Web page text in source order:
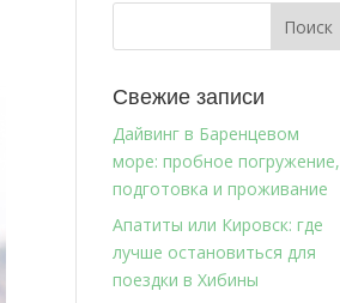
Свежие записи
Дайвинг в Баренцевом
море: пробное погружение,
подготовка и проживание
Апатиты или Кировск: где
лучше остановиться для
поездки в Хибины